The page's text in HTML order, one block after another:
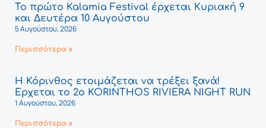
Το πρώτο Kalamia Festival έρχεται Κυριακή 9
και Δευτέρα 10 Αυγούστου
5 Αυγούστου, 2026
Περισσότερα »
Η Κόρινθος ετοιμάζεται να τρέξει ξανά!
Έρχεται το 2ο KORINTHOS RIVIERA NIGHT RUN
1 Αυγούστου, 2026
Περισσότερα »